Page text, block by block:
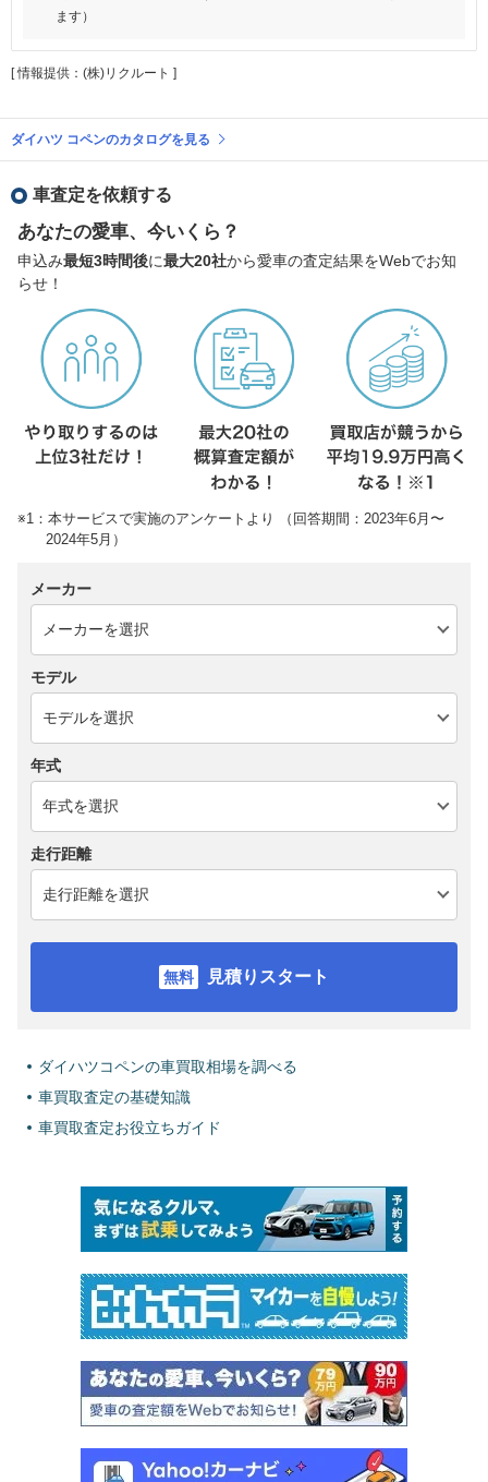
ます）
[ 情報提供：(株)リクルート ]
ダイハツ コペンのカタログを見る
車査定を依頼する
あなたの愛車、今いくら？
申込み最短3時間後に最大20社から愛車の査定結果をWebでお知
らせ！
※1：本サービスで実施のアンケートより （回答期間：2023年6月〜
2024年5月）
メーカー
モデル
年式
走行距離
見積りスタート
ダイハツコペンの車買取相場を調べる
車買取査定の基礎知識
車買取査定お役立ちガイド